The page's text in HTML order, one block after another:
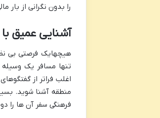
را بدون نگرانی از بار
آشنایی عمیق
هیچهایک فرصتی بی
تنها مسافر یک وسیله
اغلب فراتر از
منطقه آشنا شوید.
فرهنگی سفر آن ها را